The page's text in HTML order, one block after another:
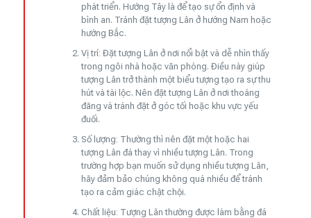
phát triển. Hướng Tây là để tạo sự ổn định và
bình an. Tránh đặt tượng Lân ở hướng Nam hoặc
hướng Bắc.
Vị trí: Đặt tượng Lân ở nơi nổi bật và dễ nhìn thấy
trong ngôi nhà hoặc văn phòng. Điều này giúp
tượng Lân trở thành một biểu tượng tạo ra sự thu
hút và tài lộc. Nên đặt tượng Lân ở nơi thoáng
đãng và tránh đặt ở góc tối hoặc khu vực yếu
đuối.
Số lượng: Thường thì nên đặt một hoặc hai
tượng Lân đá thay vì nhiều tượng Lân. Trong
trường hợp bạn muốn sử dụng nhiều tượng Lân,
hãy đảm bảo chúng không quá nhiều để tránh
tạo ra cảm giác chật chội.
Chất liệu: Tượng Lân thường được làm bằng đá